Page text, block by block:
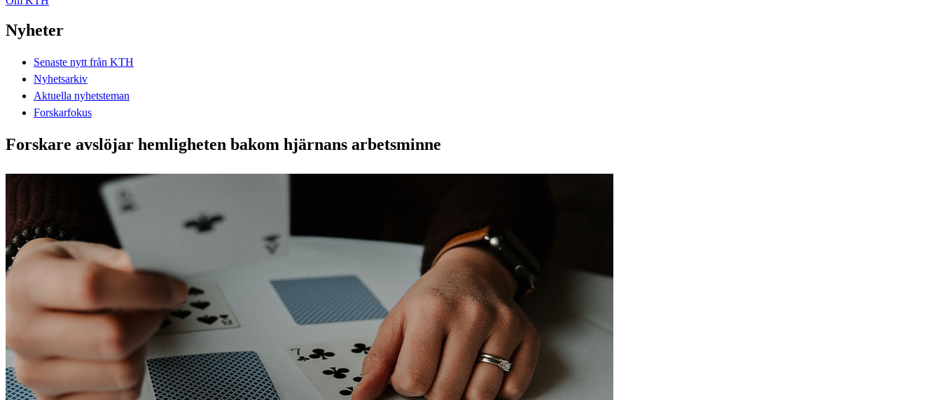
Nyheter
Senaste nytt från KTH
Nyhetsarkiv
Aktuella nyhetsteman
Forskarfokus
Forskare avslöjar hemligheten bakom hjärnans arbetsminne